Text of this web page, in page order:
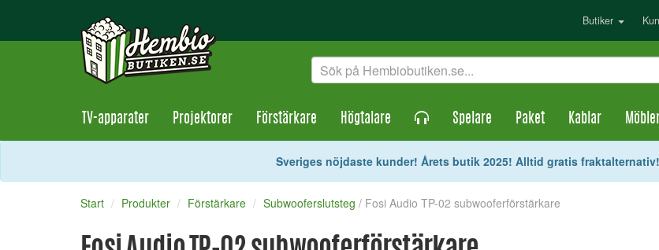
Butiker
TV-apparater Projektorer Förstärkare Högtalare Spelare Paket Kablar
Sveriges nöjdaste kunder! Årets butik 2025! Alltid gratis
Start Produkter Förstärkare Subwooferslutsteg / Fosi Audio TP-02 subwooferförstärkare